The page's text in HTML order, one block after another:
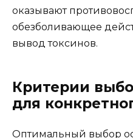
оказывают
обезболивающее
вывод токсинов.
Критерии
для
Оптимальный выбор